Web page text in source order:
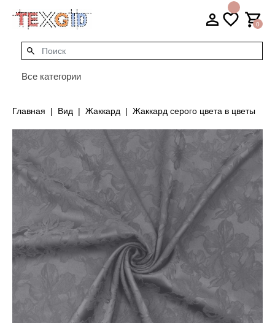
0
Все категории
Главная Вид Жаккард Жаккард серого цвета в цветы